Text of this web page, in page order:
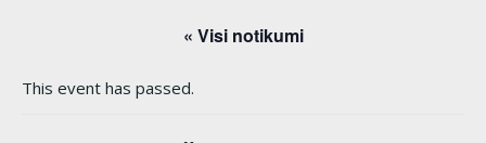
« Visi notikumi
This event has passed.